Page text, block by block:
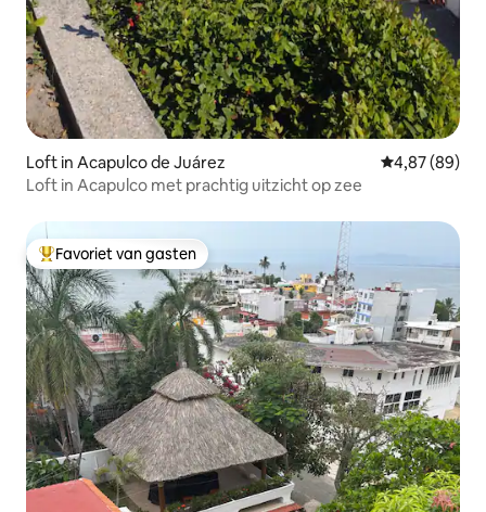
Loft in Acapulco de Juárez Gemiddelde
4,87 (89)
Loft in Acapulco met prachtig uitzicht op zee
Topfavoriet van gasten
Favoriet van gasten